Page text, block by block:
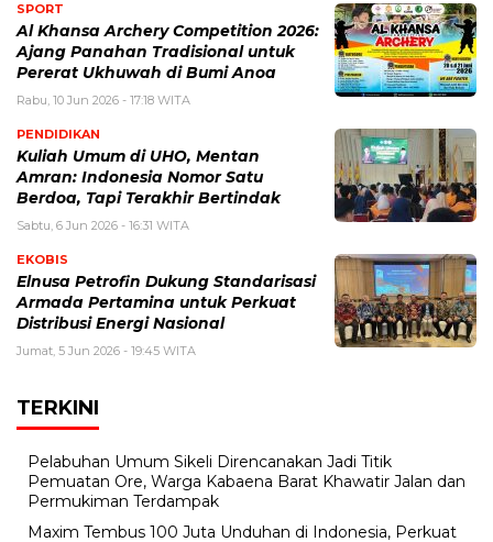
SPORT
Al Khansa Archery Competition 2026:
Ajang Panahan Tradisional untuk
Pererat Ukhuwah di Bumi Anoa
Rabu, 10 Jun 2026 - 17:18 WITA
PENDIDIKAN
Kuliah Umum di UHO, Mentan
Amran: Indonesia Nomor Satu
Berdoa, Tapi Terakhir Bertindak
Sabtu, 6 Jun 2026 - 16:31 WITA
EKOBIS
Elnusa Petrofin Dukung Standarisasi
Armada Pertamina untuk Perkuat
Distribusi Energi Nasional
Jumat, 5 Jun 2026 - 19:45 WITA
TERKINI
Pelabuhan Umum Sikeli Direncanakan Jadi Titik
Pemuatan Ore, Warga Kabaena Barat Khawatir Jalan dan
Permukiman Terdampak
Maxim Tembus 100 Juta Unduhan di Indonesia, Perkuat